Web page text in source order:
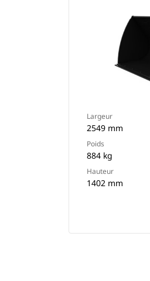
Largeur
2549 mm
Poids
884 kg
Hauteur
1402 mm